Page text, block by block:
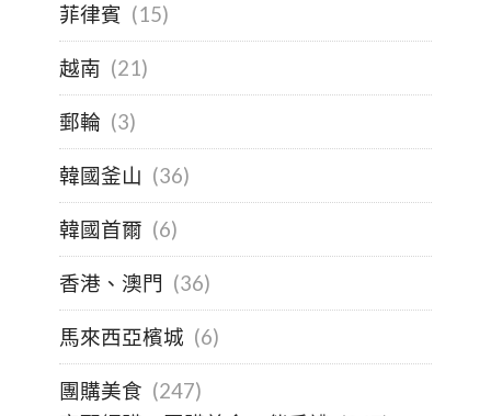
菲律賓 (15)
越南 (21)
郵輪 (3)
韓國釜山 (36)
韓國首爾 (6)
香港、澳門 (36)
馬來西亞檳城 (6)
團購美食 (247)